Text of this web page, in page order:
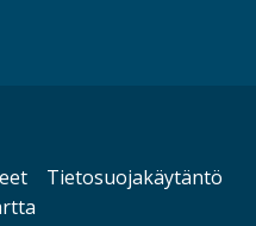
Tietosuojakäytäntö